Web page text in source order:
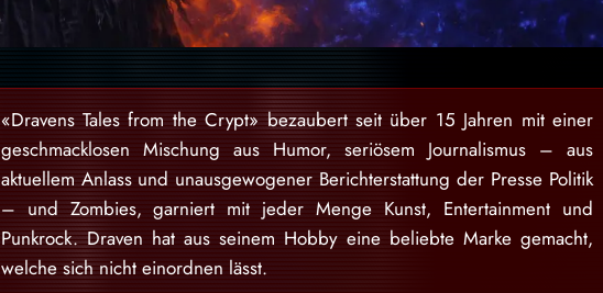
«Dravens Tales from the Crypt» bezaubert seit über 15 Jahren mit einer
geschmacklosen Mischung aus Humor, seriösem Journalismus – aus
aktuellem Anlass und unausgewogener Berichterstattung der Presse Politik
– und Zombies, garniert mit jeder Menge Kunst, Entertainment und
Punkrock. Draven hat aus seinem Hobby eine beliebte Marke gemacht,
welche sich nicht einordnen lässt.